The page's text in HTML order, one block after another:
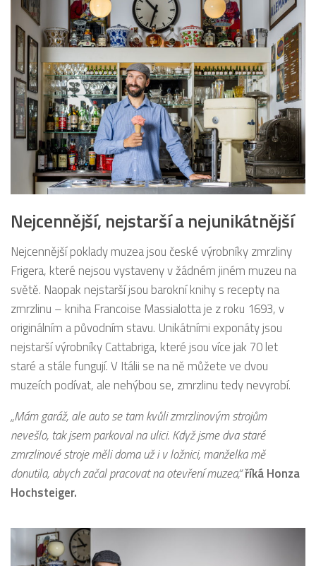
Nejcennější, nejstarší a nejunikátnější
Nejcennější poklady muzea jsou české výrobníky zmrzliny
Frigera, které nejsou vystaveny v žádném jiném muzeu na
světě. Naopak nejstarší jsou barokní knihy s recepty na
zmrzlinu – kniha Francoise Massialotta je z roku 1693, v
originálním a původním stavu. Unikátními exponáty jsou
nejstarší výrobníky Cattabriga, které jsou více jak 70 let
staré a stále fungují. V Itálii se na ně můžete ve dvou
muzeích podívat, ale nehýbou se, zmrzlinu tedy nevyrobí.
„Mám garáž, ale auto se tam kvůli zmrzlinovým strojům
nevešlo, tak jsem parkoval na ulici. Když jsme dva staré
zmrzlinové stroje měli doma už i v ložnici, manželka mě
donutila, abych začal pracovat na otevření muzea,“říká Honza
Hochsteiger.